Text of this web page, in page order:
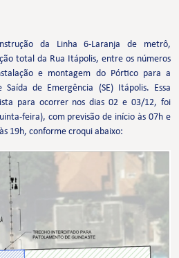
da Linha 6-Laranja de metrô,
total da Rua Itápolis, entre os números
e montagem do Pórtico para a
de Emergência (SE) Itápolis. Essa
para ocorrer nos dias 02 e 03/12, foi
feira), com previsão de início às 07h e
19h, conforme croqui abaixo: